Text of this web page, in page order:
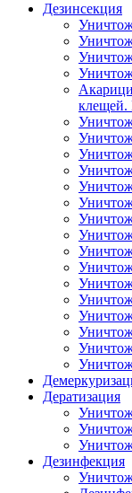
Дезинсекция
Дератизация
Дезинфекция